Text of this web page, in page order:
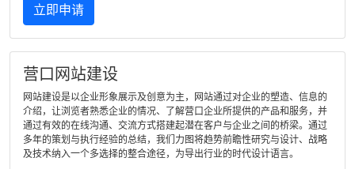
立即申请
营口网站建设
网站建设是以企业形象展示及创意为主，网站通过对企业的塑造、信息的
介绍，让浏览者熟悉企业的情况、了解营口企业所提供的产品和服务，并
通过有效的在线沟通、交流方式搭建起潜在客户与企业之间的桥梁。通过
多年的策划与执行经验的总结，我们力图将趋势前瞻性研究与设计、战略
及技术纳入一个多选择的整合途径，为导出行业的时代设计语言。